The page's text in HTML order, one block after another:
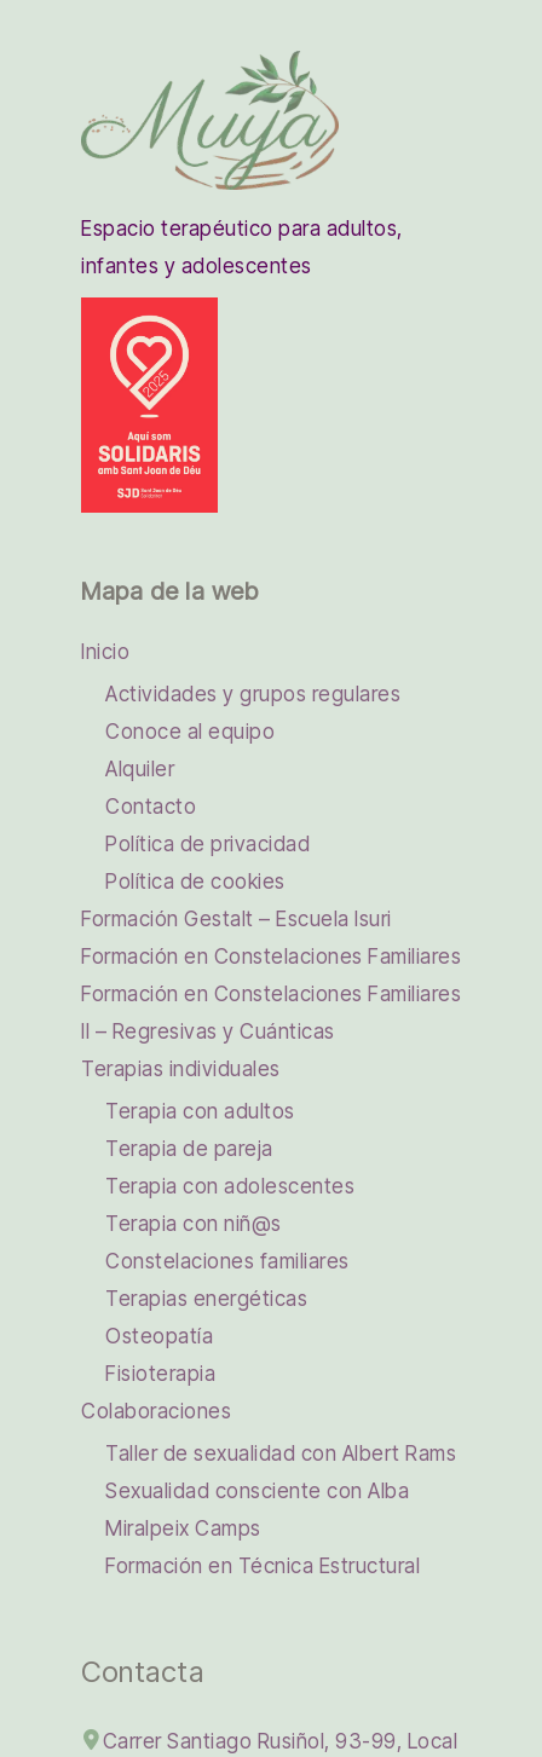
Espacio terapéutico para adultos,
infantes y adolescentes
Mapa de la web
Inicio
Actividades y grupos regulares
Conoce al equipo
Alquiler
Contacto
Política de privacidad
Política de cookies
Formación Gestalt – Escuela Isuri
Formación en Constelaciones Familiares
Formación en Constelaciones Familiares
II – Regresivas y Cuánticas
Terapias individuales
Terapia con adultos
Terapia de pareja
Terapia con adolescentes
Terapia con niñ@s
Constelaciones familiares
Terapias energéticas
Osteopatía
Fisioterapia
Colaboraciones
Taller de sexualidad con Albert Rams
Sexualidad consciente con Alba
Miralpeix Camps
Formación en Técnica Estructural
Contacta
Carrer Santiago Rusiñol, 93-99, Local